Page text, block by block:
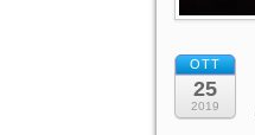
OTT
25
2019